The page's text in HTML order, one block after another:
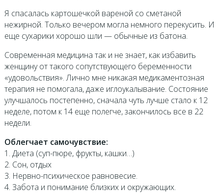
Я спасалась картошечкой вареной со сметаной
нежирной. Только вечером могла немного перекусить. И
еще сухарики хорошо шли — обычные из батона.
Современная медицина так и не знает, как избавить
женщину от такого сопутствующего беременности
«удовольствия». Лично мне никакая медикаментозная
терапия не помогала, даже иглоукалывание. Состояние
улучшалось постепенно, сначала чуть лучше стало к 12
неделе, потом к 14 еще полегче, закончилось все в 22
недели.
Облегчает самочувствие:
1. Диета (суп-пюре, фрукты, кашки…)
2. Сон, отдых
3. Нервно-психическое равновесие.
4. Забота и понимание близких и окружающих.